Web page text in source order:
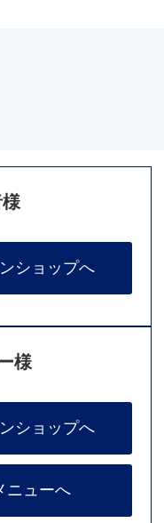
ショップへ
様
ショップへ
ニューへ